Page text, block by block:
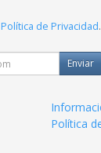
Política de Privacidad.
Enviar
Política